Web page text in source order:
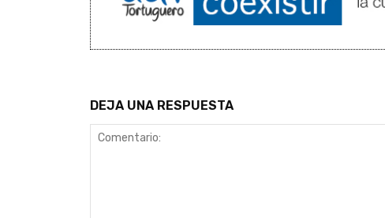
DEJA UNA RESPUESTA